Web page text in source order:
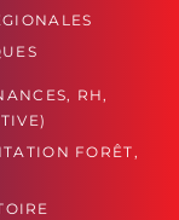
RH,
FORÊT,